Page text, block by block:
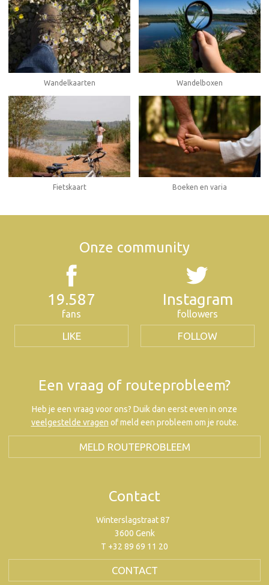
Wandelkaarten Wandelboxen
Fietskaart Boeken en varia
Onze community
19.587
fans
LIKE
Instagram
followers
FOLLOW
Een vraag of routeprobleem?
Heb je een vraag voor ons? Duik dan eerst even in onze
veelgestelde vragen of meld een probleem om je route.
MELD ROUTEPROBLEEM
Contact
Winterslagstraat 87
3600 Genk
T +32 89 69 11 20
CONTACT